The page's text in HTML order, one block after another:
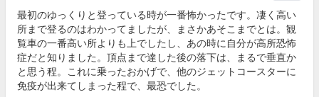
最初のゆっくりと登っている時が一番怖かったです。凄く高い
所まで登るのはわかってましたが、まさかあそこまでとは。観
覧車の一番高い所よりも上でしたし、あの時に自分が高所恐怖
症だと知りました。頂点まで達した後の落下は、まるで垂直か
と思う程。これに乗ったおかげで、他のジェットコースターに
免疫が出来てしまった程で、最恐でした。